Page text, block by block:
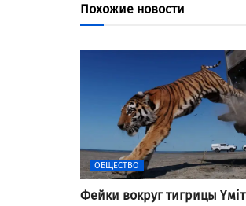
Похожие новости
ОБЩЕСТВО
Фейки вокруг тигрицы Үміт